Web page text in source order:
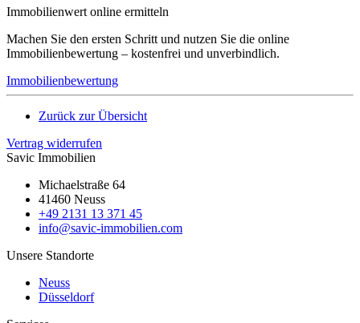
Immobilienwert online ermitteln
Machen Sie den ersten Schritt und nutzen Sie die online
Immobilienbewertung – kostenfrei und unverbindlich.
Immobilienbewertung
Zurück zur Übersicht
Vertrag widerrufen
Savic Immobilien
Michaelstraße 64
41460 Neuss
+49 2131 13 371 45
info@savic-immobilien.com
Unsere Standorte
Neuss
Düsseldorf